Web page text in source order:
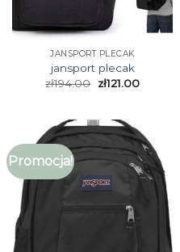
JANSPORT PLECAK
jansport plecak
zł194.00 zł121.00
Promocja!